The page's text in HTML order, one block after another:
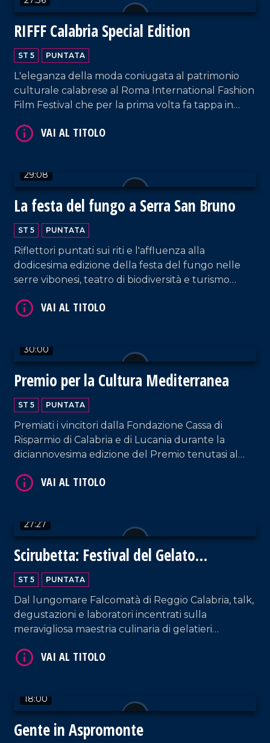
RIFFF Calabria Special Edition
ST 5 PUNTATA
L'eleganza della moda coniugata al patrimonio
culturale calabrese al Roma International Fashion
Film Festival che per la prima volta fa tappa in
29:08
La festa del fungo a Serra San Bruno
ST 5 PUNTATA
Riflettori puntati sui riti e l'affluenza alla
dodicesima edizione della festa del fungo nelle
serre vibonesi, teatro di biodiversità e turismo
30:00
Premio per la Cultura Mediterranea
ST 5 PUNTATA
Premiati i vincitori dalla Fondazione Cassa di
Risparmio di Calabria e di Lucania durante la
diciannovesima edizione del Premio tenutasi al
27:27
Scirubetta: Festival del Gelato
Artigianale
ST 5 PUNTATA
Dal lungomare Falcomatà di Reggio Calabria, talk,
degustazioni e laboratori incentrati sulla
meravigliosa maestria culinaria di gelatieri
18:00
Gente in Aspromonte
VAI AL TITOLO
VAI AL TITOLO
VAI AL TITOLO